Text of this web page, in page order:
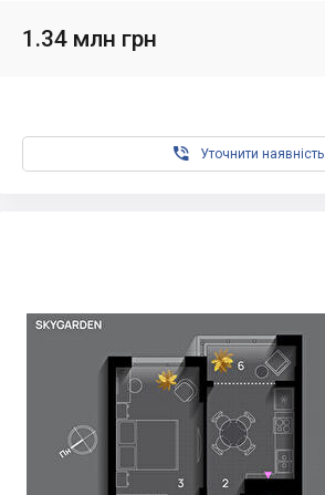
1.34 млн грн
 Уточнити наявність